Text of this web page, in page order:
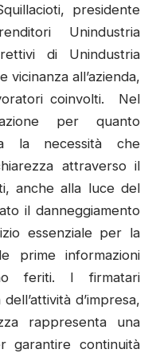
presidente
Unindustria
di Unindustria
vicinanza all’azienda,
coinvolti. Nel
per quanto
la necessità che
attraverso il
anche alla luce del
il danneggiamento
essenziale per la
prime informazioni
feriti. I firmatari
d’impresa,
rappresenta una
garantire continuità